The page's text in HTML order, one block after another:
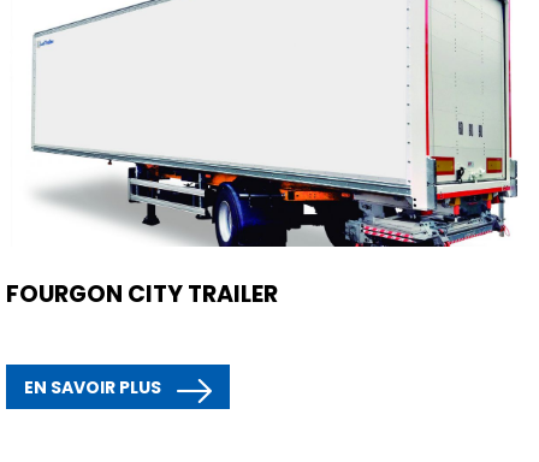
FOURGON CITY TRAILER
EN SAVOIR PLUS